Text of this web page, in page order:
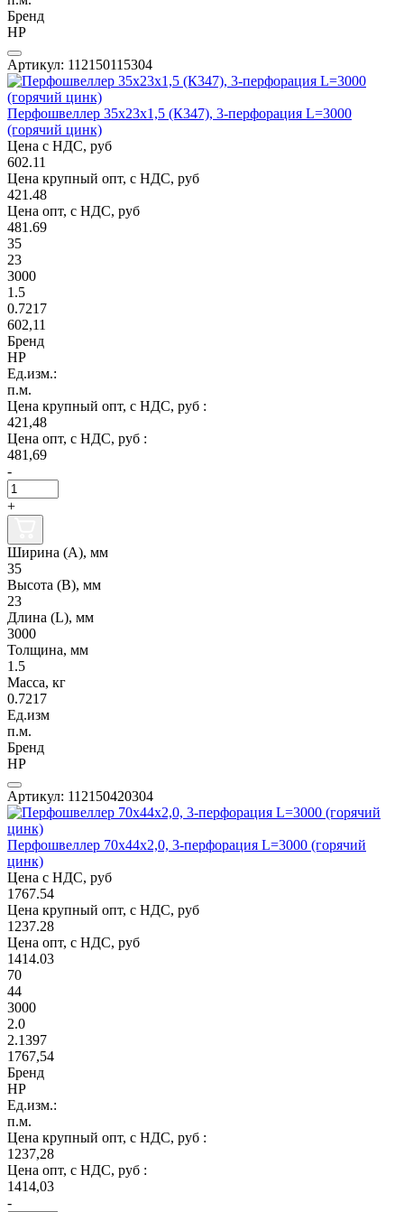
Бренд
НР
Артикул: 112150115304
Перфошвеллер 35х23х1,5 (К347), 3-перфорация L=3000
(горячий цинк)
Цена с НДС, руб
602.11
Цена крупный опт, с НДС, руб
421.48
Цена опт, с НДС, руб
481.69
35
23
3000
1.5
0.7217
602,11
Бренд
НР
Ед.изм.:
п.м.
Цена крупный опт, с НДС, руб :
421,48
Цена опт, с НДС, руб :
481,69
-
+
Ширина (А), мм
35
Высота (В), мм
23
Длина (L), мм
3000
Толщина, мм
1.5
Масса, кг
0.7217
Ед.изм
п.м.
Бренд
НР
Артикул: 112150420304
Перфошвеллер 70х44х2,0, 3-перфорация L=3000 (горячий
цинк)
Цена с НДС, руб
1767.54
Цена крупный опт, с НДС, руб
1237.28
Цена опт, с НДС, руб
1414.03
70
44
3000
2.0
2.1397
1767,54
Бренд
НР
Ед.изм.:
п.м.
Цена крупный опт, с НДС, руб :
1237,28
Цена опт, с НДС, руб :
1414,03
-